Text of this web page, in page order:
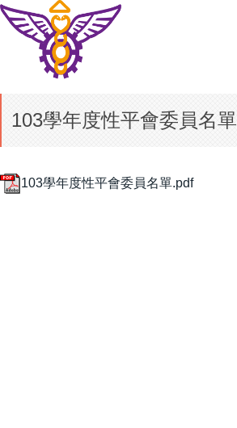
103學年度性平會委員名單
103學年度性平會委員名單.pdf